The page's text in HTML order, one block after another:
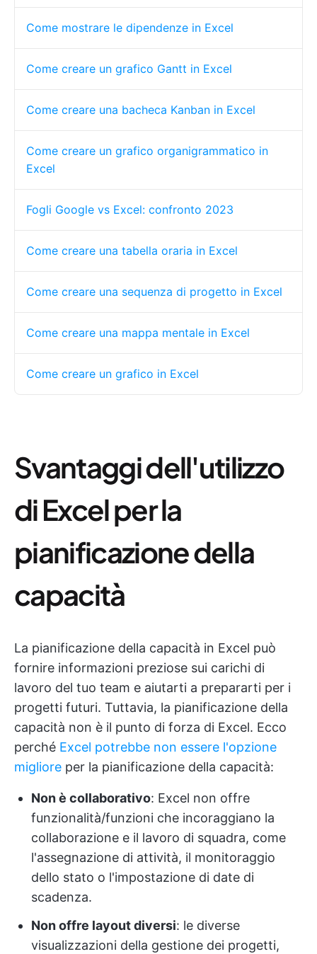
Come mostrare le dipendenze in Excel
Come creare un grafico Gantt in Excel
Come creare una bacheca Kanban in Excel
Come creare un grafico organigrammatico in
Excel
Fogli Google vs Excel: confronto 2023
Come creare una tabella oraria in Excel
Come creare una sequenza di progetto in Excel
Come creare una mappa mentale in Excel
Come creare un grafico in Excel
Svantaggi dell'utilizzo
di Excel per la
pianificazione della
capacità
La pianificazione della capacità in Excel può
fornire informazioni preziose sui carichi di
lavoro del tuo team e aiutarti a prepararti per i
progetti futuri. Tuttavia, la pianificazione della
capacità non è il punto di forza di Excel. Ecco
perché Excel potrebbe non essere l'opzione
migliore per la pianificazione della capacità:
Non è collaborativo: Excel non offre
funzionalità/funzioni che incoraggiano la
collaborazione e il lavoro di squadra, come
l'assegnazione di attività, il monitoraggio
dello stato o l'impostazione di date di
scadenza.
Non offre layout diversi: le diverse
visualizzazioni della gestione dei progetti,